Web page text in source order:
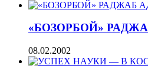
«БОЗОРБОЙ»
08.02.2002